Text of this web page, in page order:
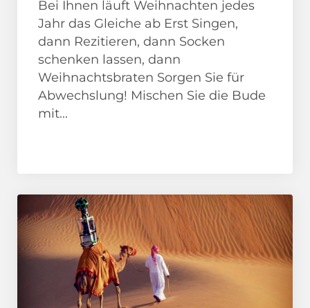
Bei Ihnen läuft Weihnachten jedes
Jahr das Gleiche ab Erst Singen,
dann Rezitieren, dann Socken
schenken lassen, dann
Weihnachtsbraten Sorgen Sie für
Abwechslung! Mischen Sie die Bude
mit...